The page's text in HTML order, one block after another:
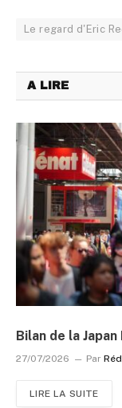
Le regard d'Eric
A LIRE
Bilan de la
27/07/2026 Par
LIRE LA SUITE